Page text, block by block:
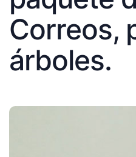
Correos,
árboles.